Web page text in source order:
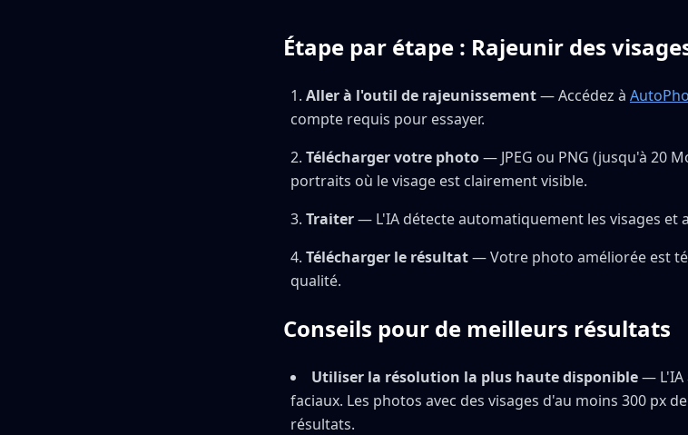
Étape par étape : Rajeunir des
Aller à l'outil de rajeunissement— Accédez à
compte requis pour essayer.
Télécharger votre photo— JPEG ou PNG (jusqu'à 20
portraits où le visage est clairement visible.
Traiter— L'IA détecte automatiquement les visages et
Télécharger le résultat— Votre photo améliorée est
qualité.
Conseils pour de meilleurs résultats
Utiliser la résolution la plus haute disponible— L'IA
faciaux. Les photos avec des visages d'au moins 300 px
résultats.